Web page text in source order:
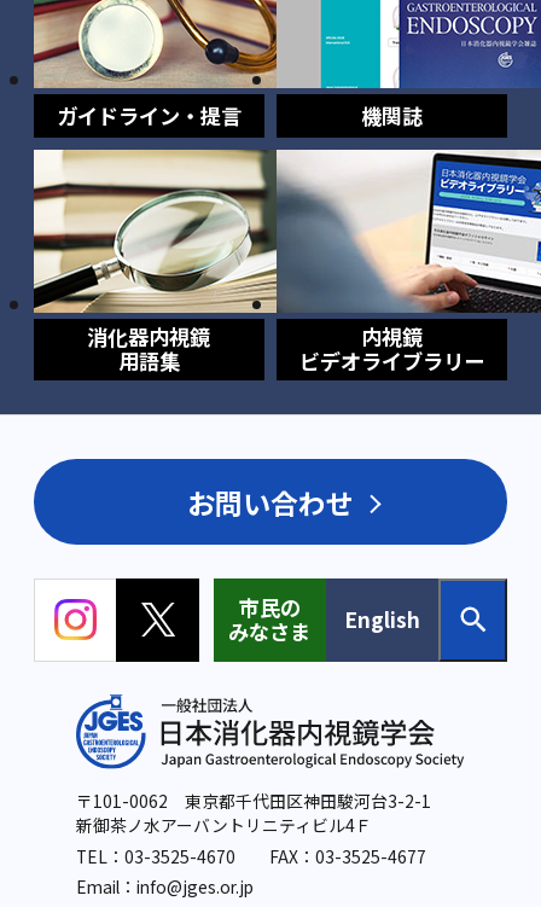
ガイドライン・提言 機関誌
消化器内視鏡
用語集
内視鏡
ビデオライブラリー
お問い合わせ
市民の
みなさま
English
〒101-0062 東京都千代田区神田駿河台3-2-1
新御茶ノ水アーバントリニティビル4Ｆ
TEL：03-3525-4670 FAX：03-3525-4677
Email：info@jges.or.jp